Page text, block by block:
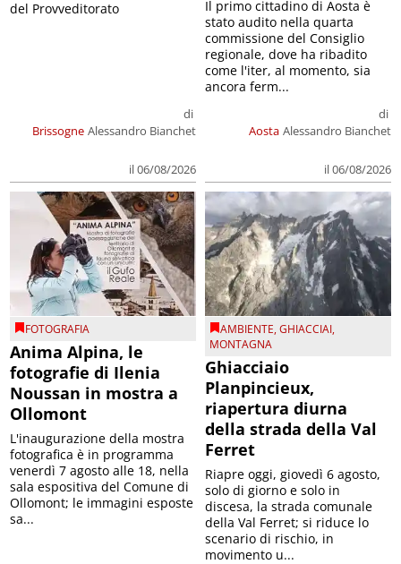
Brissogne
di
Alessandro Bianchet
il 06/08/2026
del Provveditorato
Aosta
di
Alessandro Bianchet
il 06/08/2026
Il primo cittadino di Aosta è
stato audito nella quarta
commissione del Consiglio
regionale, dove ha ribadito
come l'iter, al momento, sia
ancora ferm...
FOTOGRAFIA
Anima Alpina, le
fotografie di Ilenia
Noussan in mostra a
Ollomont
L'inaugurazione della mostra
fotografica è in programma
venerdì 7 agosto alle 18, nella
sala espositiva del Comune di
Ollomont; le immagini esposte
sa...
AMBIENTE,GHIACCIAI,
MONTAGNA
Ghiacciaio
Planpincieux,
riapertura diurna
della strada della Val
Ferret
Riapre oggi, giovedì 6 agosto,
solo di giorno e solo in
discesa, la strada comunale
della Val Ferret; si riduce lo
scenario di rischio, in
movimento u...